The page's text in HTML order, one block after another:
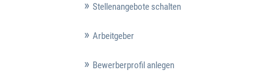
Stellenangebote schalten
Arbeitgeber
Bewerberprofil anlegen